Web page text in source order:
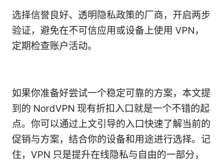
选择信誉良好、透明隐私政策的厂商，开启两步
验证，避免在不可信应用或设备上使用 VPN，
定期检查账户活动。
如果你准备好尝试一个稳定可靠的方案，本文提
到的 NordVPN 现有折扣入口就是一个不错的起
点。你可以通过上文引导的入口快速了解当前的
促销与方案，结合你的设备和用途进行选择。记
住，VPN 只是提升在线隐私与自由的一部分，